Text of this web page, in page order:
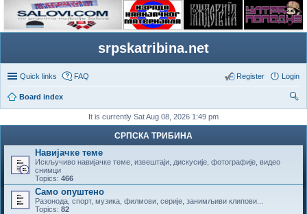
srpskatribina.net
Quick links FAQ Login
Register
Board index
It is currently Sat Aug 08, 2026 1:49 pm
СРПСКА ТРИБИНА
Навијачке теме
Искључиво навијачке теме, извештаји, дискусије, фотографије, видео
снимци
Topics: 466
Само опуштено
Разонода, спорт, музика, филмови, серије, занимљиви клипови...
Topics: 82